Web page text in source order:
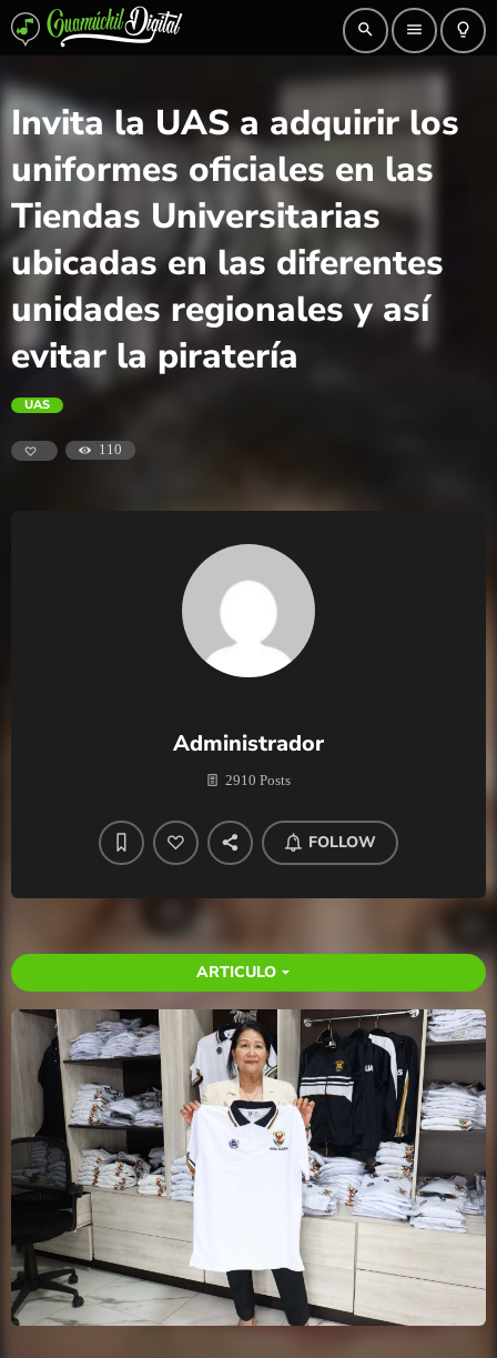
search menu lightbulb_outline
Invita la UAS a adquirir los
uniformes oficiales en las
Tiendas Universitarias
ubicadas en las diferentes
unidades regionales y así
evitar la piratería
UAS
110
Administrador
2910 Posts
FOLLOW
ARTICULO arrow_drop_down